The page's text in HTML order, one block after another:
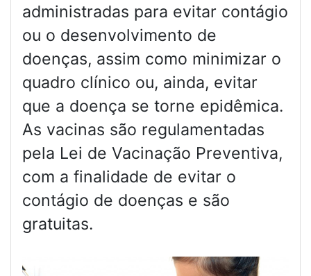
administradas para evitar contágio
ou o desenvolvimento de
doenças, assim como minimizar o
quadro clínico ou, ainda, evitar
que a doença se torne epidêmica.
As vacinas são regulamentadas
pela Lei de Vacinação Preventiva,
com a finalidade de evitar o
contágio de doenças e são
gratuitas.